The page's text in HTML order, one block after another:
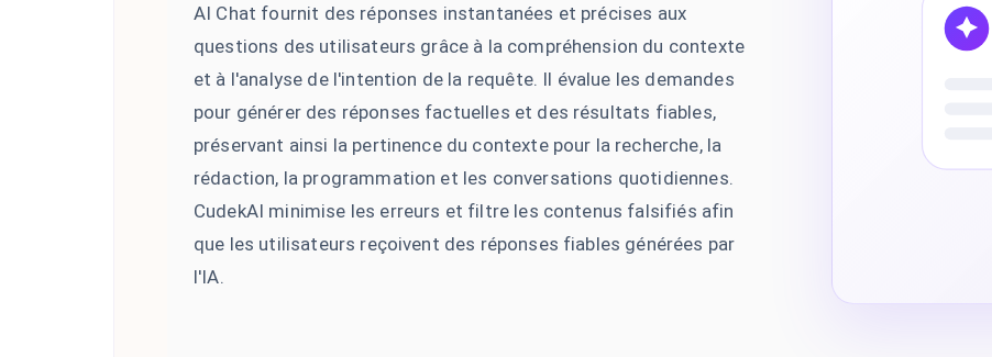
AI Chat fournit des réponses instantanées et précises aux
questions des utilisateurs grâce à la compréhension du contexte
et à l'analyse de l'intention de la requête. Il évalue les demandes
pour générer des réponses factuelles et des résultats fiables,
préservant ainsi la pertinence du contexte pour la recherche, la
rédaction, la programmation et les conversations quotidiennes.
CudekAI minimise les erreurs et filtre les contenus falsifiés afin
que les utilisateurs reçoivent des réponses fiables générées par
l'IA.